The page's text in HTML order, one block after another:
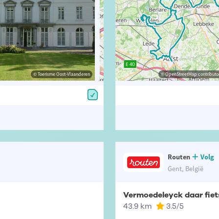
© Toerisme Oost-Vlaanderen © OpenStreetMap contributors,
© Toerisme Oost-Vlaanderen © OpenStreetMap
Routen
Volg
Gent, België
Vermoedeleyck daar
43.9 km 3.5/5